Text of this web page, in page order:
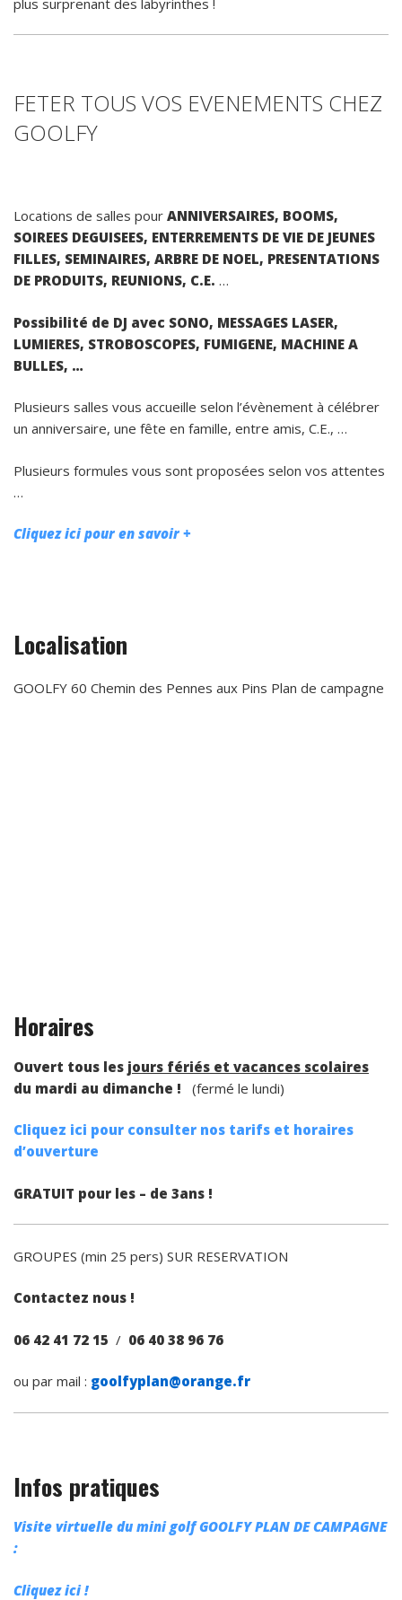
FETER TOUS VOS EVENEMENTS CHEZ
GOOLFY
Locations de salles pour ANNIVERSAIRES, BOOMS,
SOIREES DEGUISEES, ENTERREMENTS DE VIE DE JEUNES
FILLES, SEMINAIRES, ARBRE DE NOEL, PRESENTATIONS
DE PRODUITS, REUNIONS, C.E. …
Possibilité de DJ avec SONO, MESSAGES LASER,
LUMIERES, STROBOSCOPES, FUMIGENE, MACHINE A
BULLES, …
Plusieurs salles vous accueille selon l’évènement à célébrer
un anniversaire, une fête en famille, entre amis, C.E., …
Plusieurs formules vous sont proposées selon vos attentes
…
Cliquez ici pour en savoir +
Localisation
GOOLFY 60 Chemin des Pennes aux Pins Plan de campagne
Horaires
Ouvert tous les jours fériés et vacances scolaires
du mardi au dimanche ! (fermé le lundi)
Cliquez ici pour consulter nos tarifs et horaires
d’ouverture
GRATUIT pour les – de 3ans !
GROUPES (min 25 pers) SUR RESERVATION
Contactez nous !
06 42 41 72 15 / 06 40 38 96 76
ou par mail : goolfyplan@orange.fr
Infos pratiques
Visite virtuelle du mini golf GOOLFY PLAN DE CAMPAGNE
:
Cliquez ici !